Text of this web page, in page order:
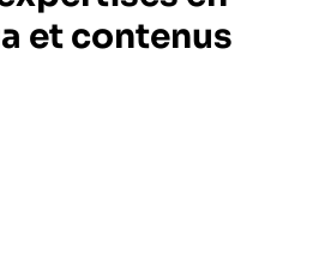
et contenus